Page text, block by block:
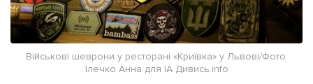
Військові шеврони у ресторані «Криївка» у Львові/Фото:
Ілечко Анна для ІА Дивись.info